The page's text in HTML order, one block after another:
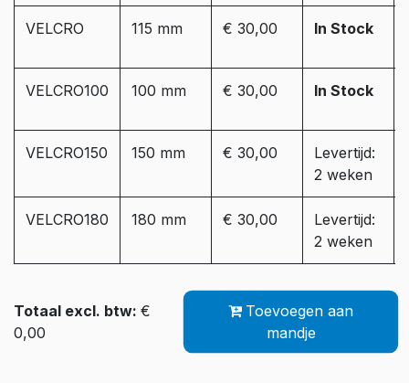
VELCRO 115 mm € 30,00 In Stock
VELCRO100 100 mm € 30,00 In Stock
VELCRO150 150 mm € 30,00
Levertijd:
2 weken
VELCRO180 180 mm € 30,00
Levertijd:
2 weken
Totaal excl. btw: €
0,00
Toevoegen aan
mandje